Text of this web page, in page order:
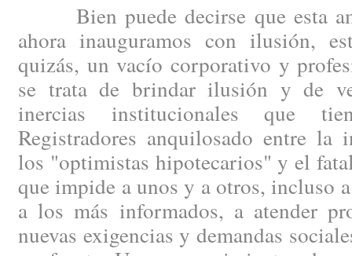
Bien puede decirse que esta
ahora inauguramos con ilusión,
quizás, un vacío corporativo y
se trata de brindar ilusión y de
inercias institucionales que
Registradores anquilosado entre la
los "optimistas hipotecarios" y el
que impide a unos y a otros, incluso
a los más informados, a atender
nuevas exigencias y demandas